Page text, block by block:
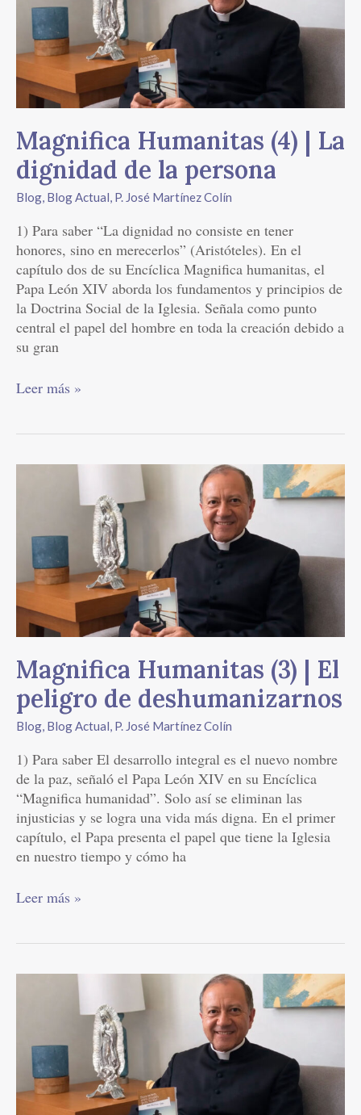
Magnifica Humanitas (4) | La
dignidad de la persona
Blog, Blog Actual, P. José Martínez Colín
1) Para saber “La dignidad no consiste en tener
honores, sino en merecerlos” (Aristóteles). En el
capítulo dos de su Encíclica Magnifica humanitas, el
Papa León XIV aborda los fundamentos y principios de
la Doctrina Social de la Iglesia. Señala como punto
central el papel del hombre en toda la creación debido a
su gran
dignidad
de
la
persona
Leer más »
Magnifica Humanitas (3) | El
peligro de deshumanizarnos
Blog, Blog Actual, P. José Martínez Colín
1) Para saber El desarrollo integral es el nuevo nombre
de la paz, señaló el Papa León XIV en su Encíclica
“Magnifica humanidad”. Solo así se eliminan las
injusticias y se logra una vida más digna. En el primer
capítulo, el Papa presenta el papel que tiene la Iglesia
en nuestro tiempo y cómo ha
peligro
de
deshumanizarnos
Leer más »
cárcel
“Alzad